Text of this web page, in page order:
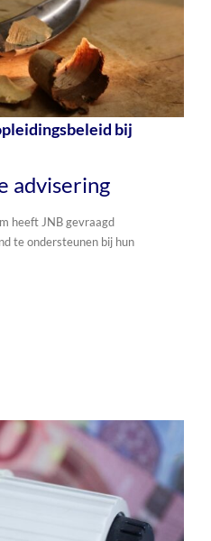
bij
advisering
heeft JNB gevraagd
te ondersteunen bij hun